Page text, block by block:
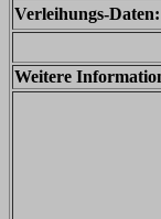
Verleihungs-Daten:
Weitere